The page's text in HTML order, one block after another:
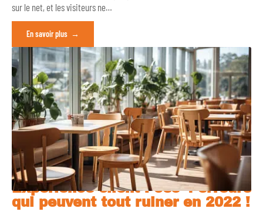
sur le net, et les visiteurs ne…
En savoir plus
Expérience client : ces 4 erreurs
qui peuvent tout ruiner en 2022 !